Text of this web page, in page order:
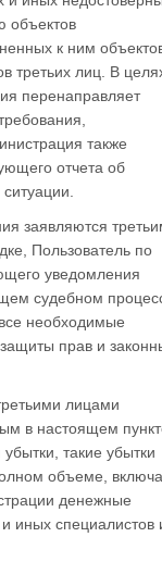
объектов
к ним
третьих лиц. В
перенаправляет
также
отчета об
заявляются
Пользователь по
уведомления
судебном
необходимые
прав и
лицами
в настоящем
такие убытки
объеме,
денежные
иных специалистов